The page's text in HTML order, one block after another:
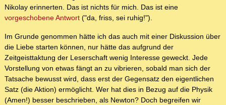
Nikolay erinnerten. Das ist nichts für mich. Das ist eine
vorgeschobene Antwort ("da, friss, sei ruhig!").
Im Grunde genommen hätte ich das auch mit einer Diskussion über
die Liebe starten können, nur hätte das aufgrund der
Zeitgeisttaktung der Leserschaft wenig Interesse geweckt. Jede
Vorstellung von etwas fängt an zu vibrieren, sobald man sich der
Tatsache bewusst wird, dass erst der Gegensatz den eigentlichen
Satz (die Aktion) ermöglicht. Wer hat dies in Bezug auf die Physik
(Amen!) besser beschrieben, als Newton? Doch begreifen wir